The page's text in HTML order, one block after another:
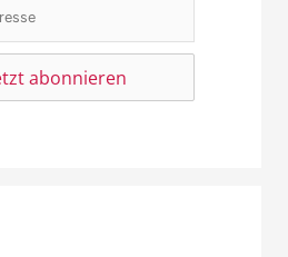
abonnieren